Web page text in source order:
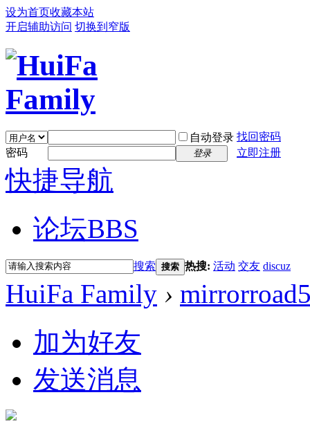
设为首页收藏本站
开启辅助访问 切换到窄版
自动登录 找回密码
密码
登录 立即注册
快捷导航
论坛BBS
搜索 搜索 热搜: 活动 交友 discuz
HuiFa Family ›
加为好友
发送消息